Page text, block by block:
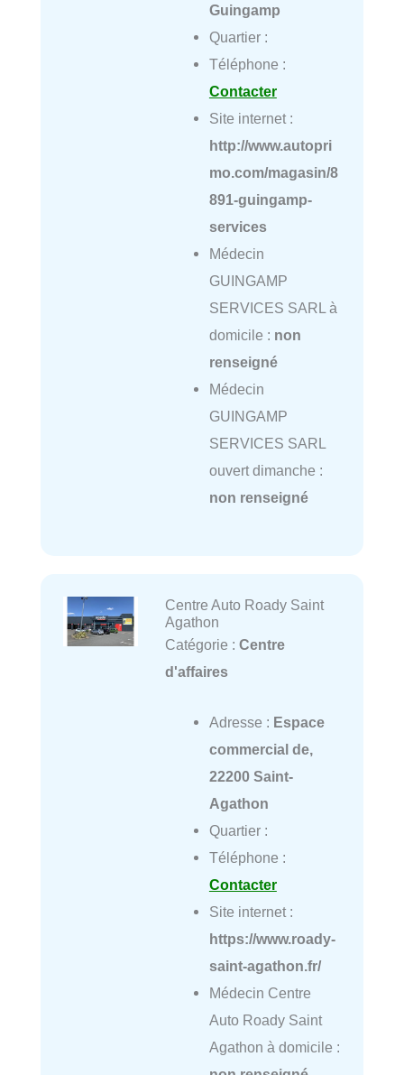
Guingamp
Quartier :
Téléphone :
Contacter
Site internet :
http://www.autopri
mo.com/magasin/8
891-guingamp-
services
Médecin
GUINGAMP
SERVICES SARL à
domicile : non
renseigné
Médecin
GUINGAMP
SERVICES SARL
ouvert dimanche :
non renseigné
Centre Auto Roady Saint
Agathon
Catégorie : Centre
d'affaires
Adresse : Espace
commercial de,
22200 Saint-
Agathon
Quartier :
Téléphone :
Contacter
Site internet :
https://www.roady-
saint-agathon.fr/
Médecin Centre
Auto Roady Saint
Agathon à domicile :